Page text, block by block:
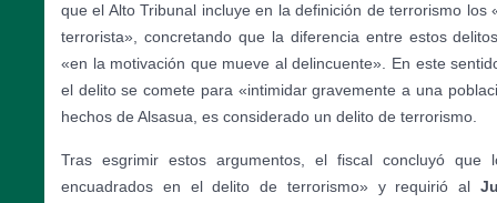
que el Alto Tribunal incluye en la definición de terrorismo los
terrorista», concretando que la diferencia entre estos
«en la motivación que mueve al delincuente». En este
el delito se comete para «intimidar gravemente a una
hechos de Alsasua, es considerado un delito de terrorismo.
Tras esgrimir estos argumentos, el fiscal concluyó que
encuadrados en el delito de terrorismo» y requirió al